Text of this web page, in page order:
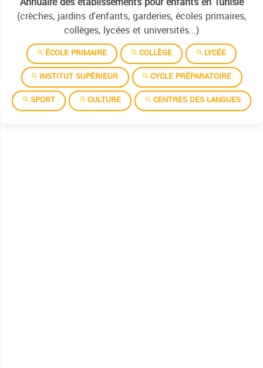
(crèches, jardins d'enfants, garderies, écoles primaires,
collèges, lycées et universités...)
ÉCOLE PRIMAIRE COLLÈGE
LYCÉE
INSTITUT SUPÉRIEUR
CYCLE PRÉPARATOIRE
SPORT
CULTURE CENTRES DES LANGUES